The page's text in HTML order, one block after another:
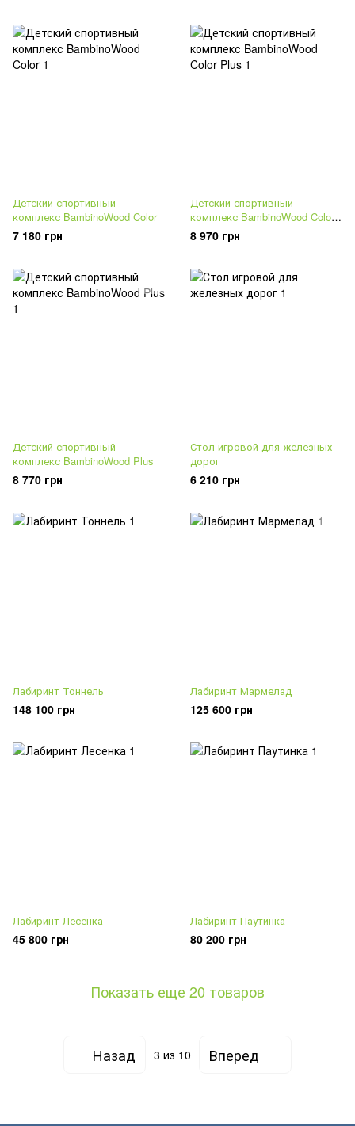
Детский спортивный
комплекс BambinoWood Color
7 180 грн
Детский спортивный
комплекс BambinoWood Color
Plus
8 970 грн
Детский спортивный
комплекс BambinoWood Plus
8 770 грн
Стол игровой для железных
дорог
6 210 грн
Лабиринт Тоннель
148 100 грн
Лабиринт Мармелад
125 600 грн
Лабиринт Лесенка
45 800 грн
Лабиринт Паутинка
80 200 грн
Показать еще 20 товаров
Назад 3 из 10 Вперед